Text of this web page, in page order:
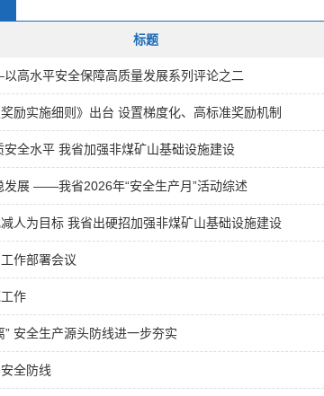
标题
高水平安全保障高质量发展系列评论之二
励实施细则》出台 设置梯度化、高标准奖励机制
全水平 我省加强非煤矿山基础设施建设
发展 ——我省2026年“安全生产月”活动综述
人为目标 我省出硬招加强非煤矿山基础设施建设
作部署会议
作
安全生产源头防线进一步夯实
全防线